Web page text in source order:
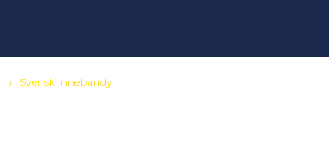
/ Svensk Innebandy